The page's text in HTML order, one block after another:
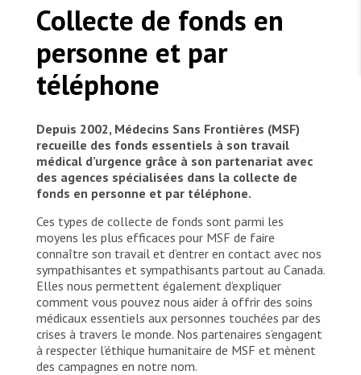
Les États négligent leur obligation de protéger les
personnes civiles et les services de santé en temps
de guerre
Urgence Ebola
Séismes au Venezuela : conséquences et intervention
Dons des fondations
Partenariat d’entreprise
Les Amis de MSF
Devenez bénévoles au Canada
TRAVAILLER AVEC NOUS
Travailler au Canada
Nous recrutons : Logisticien ou logisticienne
technique
et Maria-Aure, coordonnatrice de terrain, discutent
de l'organisation du camp où elles travaillent, au
assistance aux personnes arrivant de divers
districts du Sindh et du Baloutchistan touchés par
les inondations. Le personnel de MSF a fourni à
cette population plus de 650 tentes, 141 douches
de secours comprenant des moustiquaires, des
trousses pour l’hiver et des trousses de cuisine,
ainsi qu'un soutien en santé mentale.
Collecte de fonds en
personne et par
téléphone
Depuis 2002, Médecins Sans Frontières (MSF)
recueille des fonds essentiels à son travail
médical d’urgence grâce à son partenariat avec
des agences spécialisées dans la collecte de
fonds en personne et par téléphone.
Ces types de collecte de fonds sont parmi les
moyens les plus efficaces pour MSF de faire
connaître son travail et d’entrer en contact avec nos
sympathisantes et sympathisants partout au Canada.
Elles nous permettent également d’expliquer
comment vous pouvez nous aider à offrir des soins
médicaux essentiels aux personnes touchées par des
crises à travers le monde. Nos partenaires s’engagent
à respecter l’éthique humanitaire de MSF et mènent
des campagnes en notre nom.